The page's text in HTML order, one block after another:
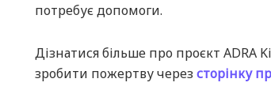
потребує допомоги.
Дізнатися більше про проєкт ADRA
зробити пожертву через сторінку